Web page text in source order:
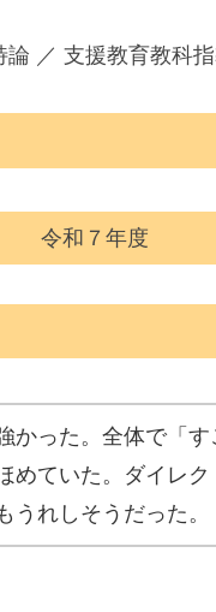
／ 支援教育教科
令和７年度
かった。全体で「
めていた。ダイレ
れしそうだった。